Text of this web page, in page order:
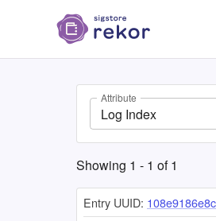
Attribute
Log Index
Showing 1 - 1 of1
Entry UUID: